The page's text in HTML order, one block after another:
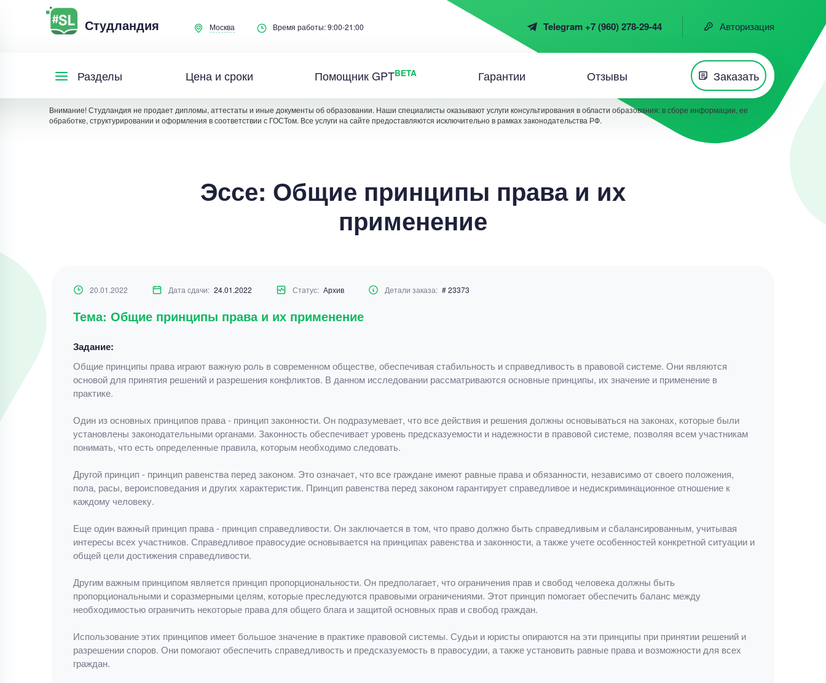
Студландия Москва Время работы: 9:00-21:00 Telegram +7 (960) 278-29-44 Авторизация
Разделы Цена и сроки Помощник GPTBETA Гарантии Отзывы Заказать
Внимание! Студландия не продает дипломы, аттестаты и иные документы об образовании. Наши специалисты оказывают услуги консультирования в области образования: в сборе информации, ее
обработке, структурировании и оформления в соответствии с ГОСТом. Все услуги на сайте предоставляются исключительно в рамках законодательства РФ.
Эссе: Общие принципы права и их
применение
20.01.2022 Дата сдачи: 24.01.2022 Статус: Архив Детали заказа: # 23373
Тема: Общие принципы права и их применение
Задание:
Общие принципы права играют важную роль в современном обществе, обеспечивая стабильность и справедливость в правовой системе. Они являются
основой для принятия решений и разрешения конфликтов. В данном исследовании рассматриваются основные принципы, их значение и применение в
практике.
Один из основных принципов права - принцип законности. Он подразумевает, что все действия и решения должны основываться на законах, которые были
установлены законодательными органами. Законность обеспечивает уровень предсказуемости и надежности в правовой системе, позволяя всем участникам
понимать, что есть определенные правила, которым необходимо следовать.
Другой принцип - принцип равенства перед законом. Это означает, что все граждане имеют равные права и обязанности, независимо от своего положения,
пола, расы, вероисповедания и других характеристик. Принцип равенства перед законом гарантирует справедливое и недискриминационное отношение к
каждому человеку.
Еще один важный принцип права - принцип справедливости. Он заключается в том, что право должно быть справедливым и сбалансированным, учитывая
интересы всех участников. Справедливое правосудие основывается на принципах равенства и законности, а также учете особенностей конкретной ситуации и
общей цели достижения справедливости.
Другим важным принципом является принцип пропорциональности. Он предполагает, что ограничения прав и свобод человека должны быть
пропорциональными и соразмерными целям, которые преследуются правовыми ограничениями. Этот принцип помогает обеспечить баланс между
необходимостью ограничить некоторые права для общего блага и защитой основных прав и свобод граждан.
Использование этих принципов имеет большое значение в практике правовой системы. Судьи и юристы опираются на эти принципы при принятии решений и
разрешении споров. Они помогают обеспечить справедливость и предсказуемость в правосудии, а также установить равные права и возможности для всех
граждан.